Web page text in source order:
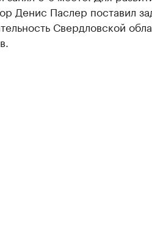
Денис Паслер поставил
Свердловской